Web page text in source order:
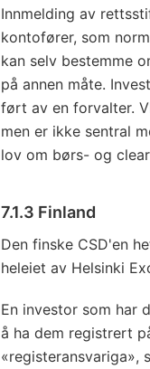
Innmelding av
kontofører, som
kan selv bestemme
på annen måte.
ført av en forvalter.
men er ikke sentral
lov om børs- og
7.1.3 Finland
Den finske CSD'en
heleiet av Helsinki
En investor som har
å ha dem registrert
«registeransvariga»,